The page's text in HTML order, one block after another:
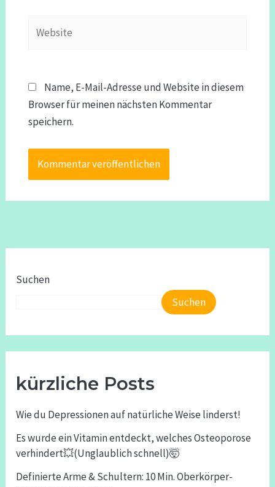
Name, E-Mail-Adresse und Website in diesem
Browser für meinen nächsten Kommentar
speichern.
Suchen
Suchen
kürzliche Posts
Wie du Depressionen auf natürliche Weise linderst!
Es wurde ein Vitamin entdeckt, welches Osteoporose
verhindert💥(Unglaublich schnell)🤯
Definierte Arme & Schultern: 10 Min. Oberkörper-